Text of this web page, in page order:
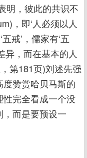
明，彼此的共识不
，即‘人必须以人
戒’，儒家有‘五
异，而在基本的人
第181页)刘述先强
赞赏哈贝马斯的
完全看成一个没
而是要预设一